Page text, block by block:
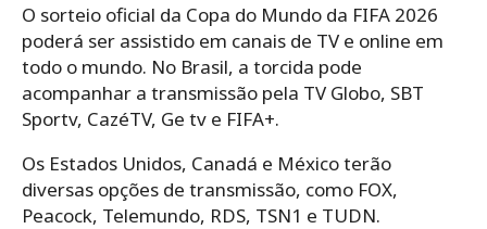
O sorteio oficial da Copa do Mundo da FIFA 2026
poderá ser assistido em canais de TV e online em
todo o mundo. No Brasil, a torcida pode
acompanhar a transmissão pela TV Globo, SBT
Sportv, CazéTV, Ge tv e FIFA+.
Os Estados Unidos, Canadá e México terão
diversas opções de transmissão, como FOX,
Peacock, Telemundo, RDS, TSN1 e TUDN.